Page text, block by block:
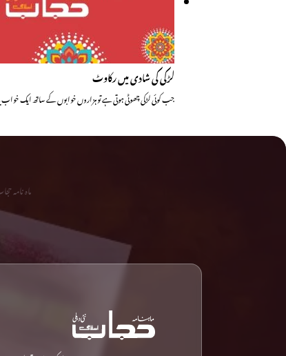
لڑکی کی شادی میں رکاوٹ
جب کوئی لڑکی چھوٹی ہوتی ہے تو ہزاروں خوابوں کے ساتھ ایک خواب
ماہ نامہ